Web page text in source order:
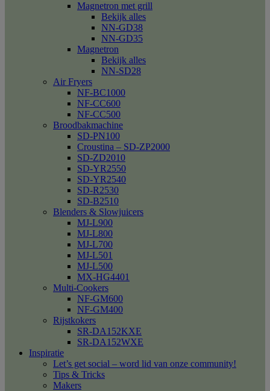
Magnetron met grill
Bekijk alles
NN-GD38
NN-GD35
Magnetron
Bekijk alles
NN-SD28
Air Fryers
NF-BC1000
NF-CC600
NF-CC500
Broodbakmachine
SD-PN100
Croustina – SD-ZP2000
SD-ZD2010
SD-YR2550
SD-YR2540
SD-R2530
SD-B2510
Blenders & Slowjuicers
MJ-L900
MJ-L800
MJ-L700
MJ-L501
MJ-L500
MX-HG4401
Multi-Cookers
NF-GM600
NF-GM400
Rijstkokers
SR-DA152KXE
SR-DA152WXE
Inspiratie
Let’s get social – word lid van onze community!
Tips & Tricks
Makers